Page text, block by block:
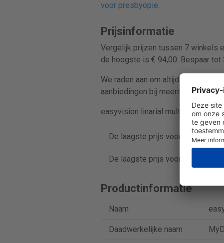
voor presbyopie.
Prijsinformatie
Vergelijk prijzen tussen 7 winkels
de hoogste is € 94,00. Bespaar tot
We raden aan om altijd prijzen te
aanbiedingen bij meerdere
easyvision linarial multifocal
De laagste prijs voor
De laagste prijs voor easyvision
Productinformatie
Naam
Daadwerkelijke naam